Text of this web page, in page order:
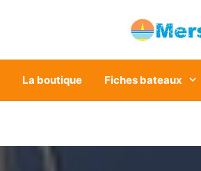
La boutique Fiches bateaux